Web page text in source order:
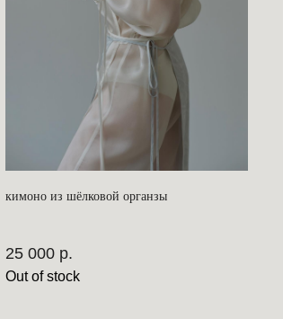
кимоно из шёлковой органзы
25 000 р.
Out of stock